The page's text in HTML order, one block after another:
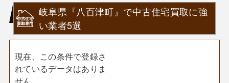
岐阜県『八百津町』で中古住宅買取に強
い業者5選
現在、この条件で登録さ
れているデータはありま